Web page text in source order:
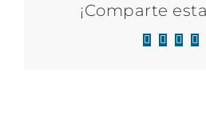
¡Comparte
Facebook
X